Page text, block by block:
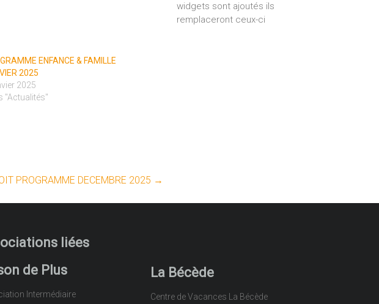
ENFANCE & FAMILLE
2025
2025
"Actualités"
PROGRAMME DECEMBRE 2025 →
widgets sont ajoutés ils
remplaceront ceux-ci
liées
de Plus
Intermédiaire
La Bécède
Centre de Vacances La Bécède